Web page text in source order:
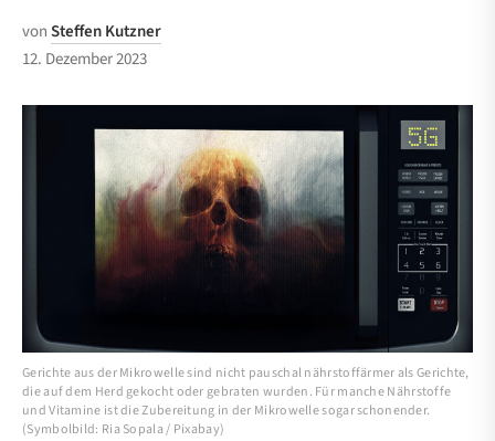
vonSteffen Kutzner
12. Dezember 2023
Gerichte aus der Mikrowelle sind nicht pauschal nährstoffärmer als Gerichte,
die auf dem Herd gekocht oder gebraten wurden. Für manche Nährstoffe
und Vitamine ist die Zubereitung in der Mikrowelle sogar schonender.
(Symbolbild: Ria Sopala / Pixabay)